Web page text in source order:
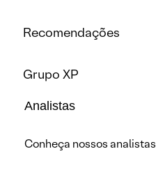
Recomendações
Grupo XP
Analistas
Conheça nossos analistas